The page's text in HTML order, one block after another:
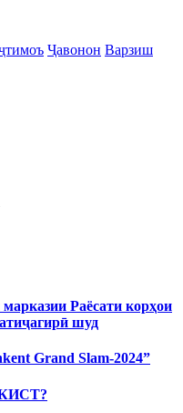
Ҷавонон Варзиш
Раёсати корҳои
шуд
Grand Slam-2024”